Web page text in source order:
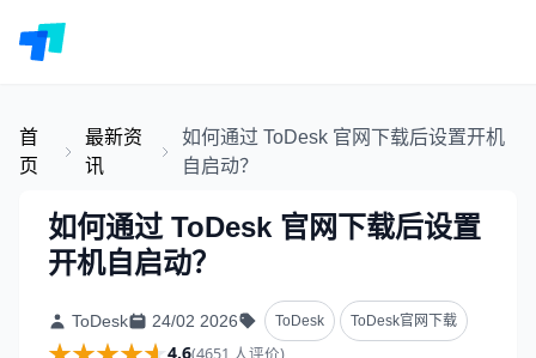
首
页
最新资
讯
如何通过 ToDesk 官网下载后设置开机
自启动？
如何通过 ToDesk 官网下载后设置
开机自启动？
ToDesk 24/02 2026 ToDesk ToDesk官网下载
4.6(4651 人评价)